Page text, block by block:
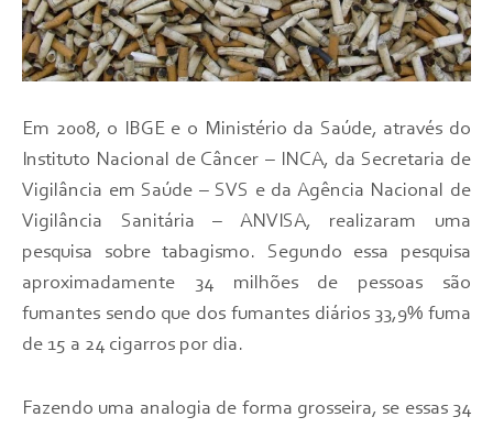
Em 2008, o IBGE e o Ministério da Saúde, através do
Instituto Nacional de Câncer – INCA, da Secretaria de
Vigilância em Saúde – SVS e da Agência Nacional de
Vigilância Sanitária – ANVISA, realizaram uma
pesquisa sobre tabagismo. Segundo essa pesquisa
aproximadamente 34 milhões de pessoas são
fumantes sendo que dos fumantes diários 33,9% fuma
de 15 a 24 cigarros por dia.
Fazendo uma analogia de forma grosseira, se essas 34